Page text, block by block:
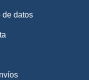
de datos